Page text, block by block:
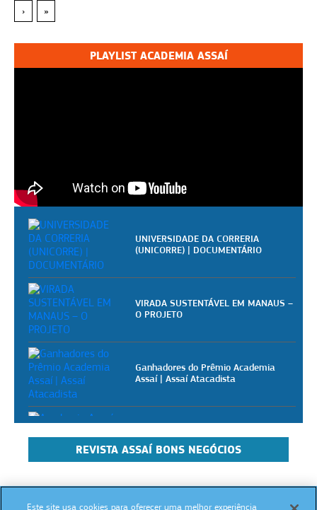
›
»
PLAYLIST ACADEMIA ASSAÍ
UNIVERSIDADE DA CORRERIA
(UNICORRE) | DOCUMENTÁRIO
VIRADA SUSTENTÁVEL EM MANAUS –
O PROJETO
Ganhadores do Prêmio Academia
Assaí | Assaí Atacadista
Academia Assaí - Vídeoaulas
gratuitas para pizzaiolos
REVISTA ASSAÍ BONS NEGÓCIOS
Este site usa cookies para oferecer uma melhor experiência